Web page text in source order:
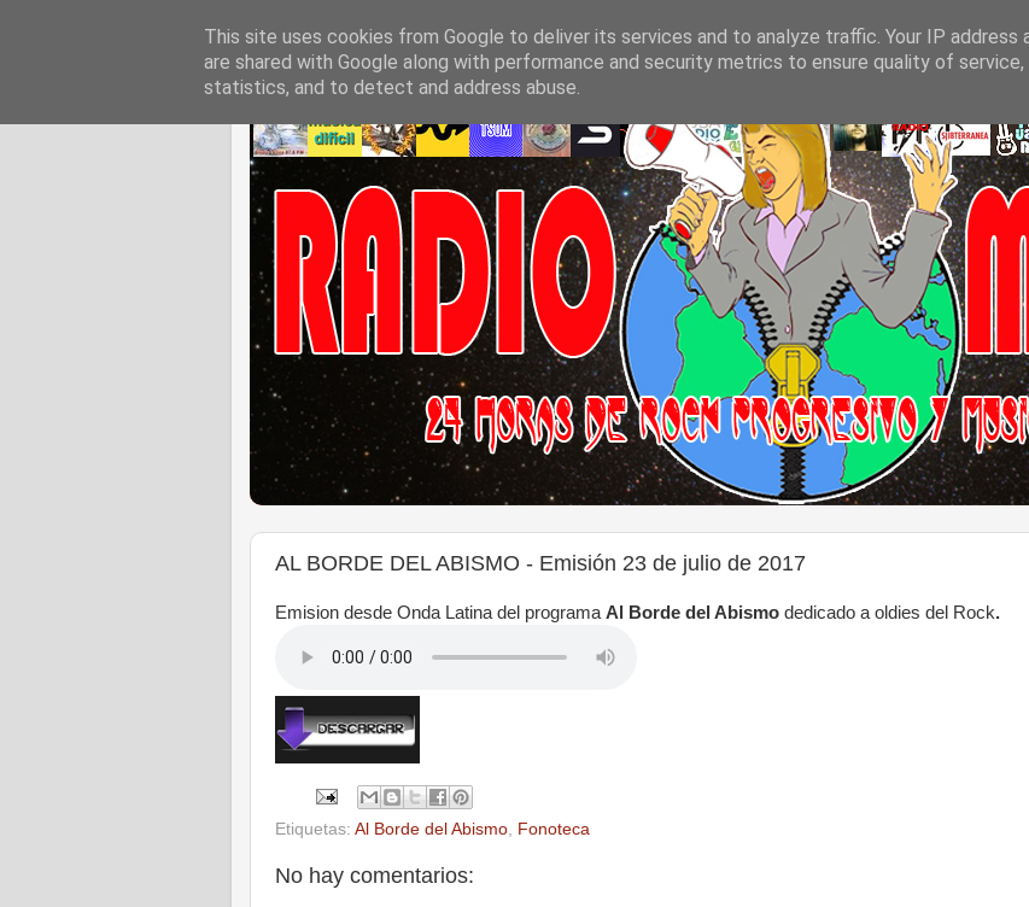
AL BORDE DEL ABISMO - Emisión 23 de julio de 2017
Emision desde Onda Latina del programa Al Borde del Abismo dedicado a oldies del Rock.
Etiquetas: Al Borde del Abismo, Fonoteca
No hay comentarios:
This site uses cookies from Google to deliver its services and to analyze traffic. Your IP address
are shared with Google along with performance and security metrics to ensure quality of service,
statistics, and to detect and address abuse.